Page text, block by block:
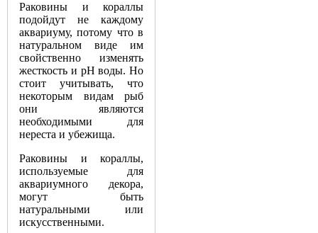
Раковины и кораллы
подойдут не каждому
аквариуму, потому что в
натуральном виде им
свойственно изменять
жесткость и pH воды. Но
стоит учитывать, что
некоторым видам рыб
они являются
необходимыми для
нереста и убежища.
Раковины и кораллы,
используемые для
аквариумного декора,
могут быть
натуральными или
искусственными.